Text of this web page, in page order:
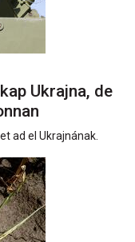
Ukrajna, de
ad el Ukrajnának.